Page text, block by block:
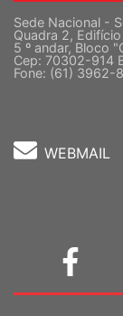
Sede Nacional -
Quadra 2,
5 º andar, Bloco
Cep: 70302-914
Fone: (61) 3962-
WEBMAIL